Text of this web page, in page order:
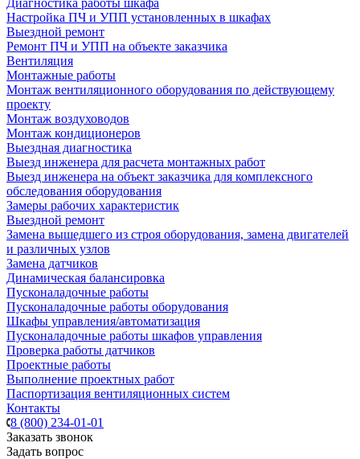
Диагностика работы шкафа
Настройка ПЧ и УПП установленных в шкафах
Выездной ремонт
Ремонт ПЧ и УПП на объекте заказчика
Вентиляция
Монтажные работы
Монтаж вентиляционного оборудования по действующему
проекту
Монтаж воздуховодов
Монтаж кондиционеров
Выездная диагностика
Выезд инженера для расчета монтажных работ
Выезд инженера на объект заказчика для комплексного
обследования оборудования
Замеры рабочих характеристик
Выездной ремонт
Замена вышедшего из строя оборудования, замена двигателей
и различных узлов
Замена датчиков
Динамическая балансировка
Пусконаладочные работы
Пусконаладочные работы оборудования
Шкафы управления/автоматизация
Пусконаладочные работы шкафов управления
Проверка работы датчиков
Проектные работы
Выполнение проектных работ
Паспортизация вентиляционных систем
Контакты
8 (800) 234-01-01
Заказать звонок
Задать вопрос